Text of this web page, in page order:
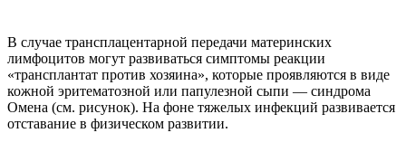
В случае трансплацентарной передачи материнских
лимфоцитов могут развиваться симптомы реакции
«трансплантат против хозяина», которые проявляются в виде
кожной эритематозной или папулезной сыпи — синдрома
Омена (см. рисунок). На фоне тяжелых инфекций развивается
отставание в физическом развитии.